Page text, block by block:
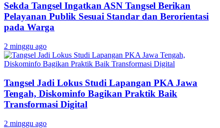
Sekda Tangsel Ingatkan ASN Tangsel Berikan
Pelayanan Publik Sesuai Standar dan Berorientasi
pada Warga
2 minggu ago
Tangsel Jadi Lokus Studi Lapangan PKA Jawa
Tengah, Diskominfo Bagikan Praktik Baik
Transformasi Digital
2 minggu ago